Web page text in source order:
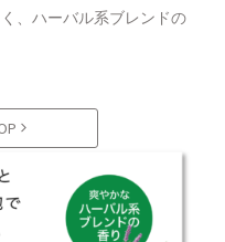
、ハーバル系ブレンドの